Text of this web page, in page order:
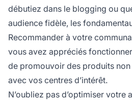
débutiez dans le blogging ou
audience fidèle, les
Recommander à votre
vous avez appréciés
de promouvoir des produits non
avec vos centres d’intérêt.
N’oubliez pas d’optimiser votre